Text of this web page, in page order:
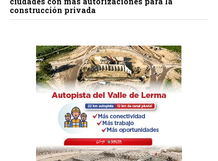
construcción privada